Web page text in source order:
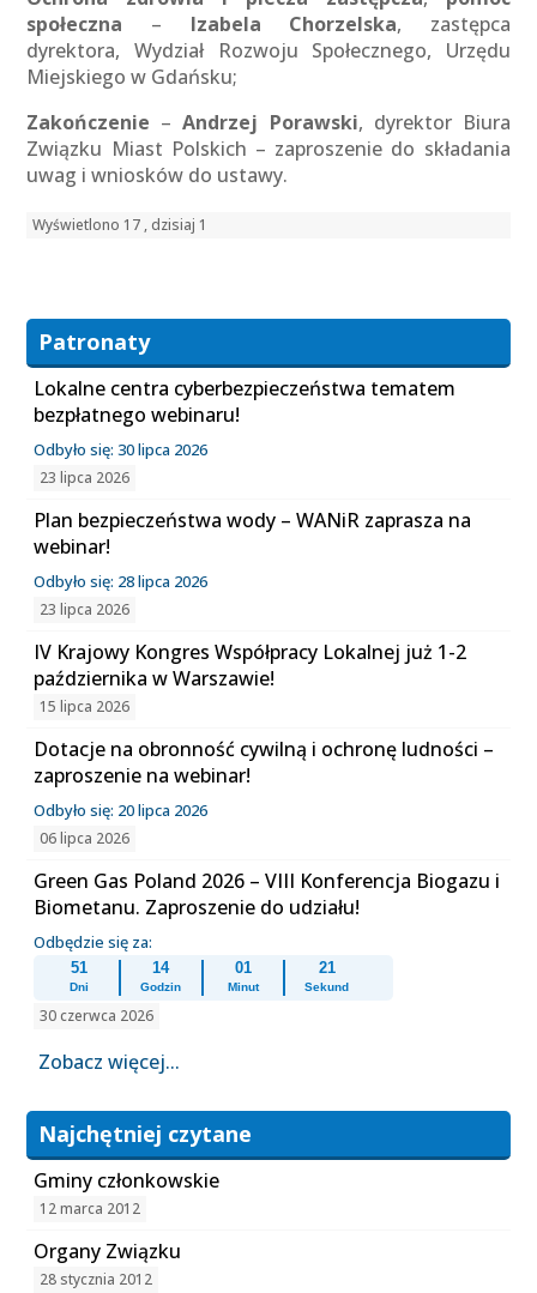
społeczna – Izabela Chorzelska, zastępca
dyrektora, Wydział Rozwoju Społecznego, Urzędu
Miejskiego w Gdańsku;
Zakończenie –Andrzej Porawski, dyrektor Biura
Związku Miast Polskich – zaproszenie do składania
uwag i wniosków do ustawy.
Wyświetlono 17 , dzisiaj 1
Patronaty
Lokalne centra cyberbezpieczeństwa tematem
bezpłatnego webinaru!
Odbyło się: 30 lipca 2026
23 lipca 2026
Plan bezpieczeństwa wody – WANiR zaprasza na
webinar!
Odbyło się: 28 lipca 2026
23 lipca 2026
IV Krajowy Kongres Współpracy Lokalnej już 1-2
października w Warszawie!
15 lipca 2026
Dotacje na obronność cywilną i ochronę ludności –
zaproszenie na webinar!
Odbyło się: 20 lipca 2026
06 lipca 2026
Green Gas Poland 2026 – VIII Konferencja Biogazu i
Biometanu. Zaproszenie do udziału!
Odbędzie się za:
51
Dni
14
Godzin
01
Minut
21
Sekund
30 czerwca 2026
Zobacz więcej...
Najchętniej czytane
Gminy członkowskie
12 marca 2012
Organy Związku
28 stycznia 2012